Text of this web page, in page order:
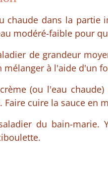
chaude dans la
modéré-faible pour
de grandeur
mélanger à l'aide d'un
(ou l'eau
Faire cuire la sauce en
du bain-marie.